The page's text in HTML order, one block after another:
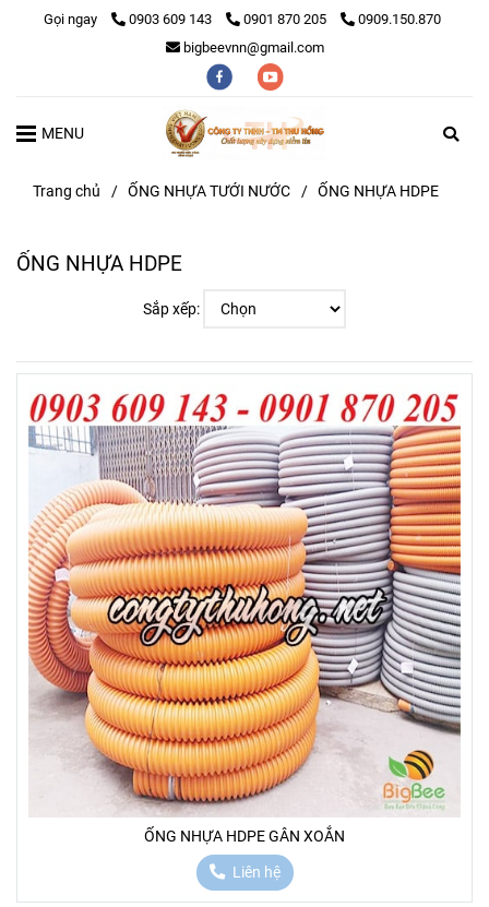
Gọi ngay 0903 609 143 0901 870 205
0909.150.870
bigbeevnn@gmail.com
MENU
Trang chủ / ỐNG NHỰA TƯỚI NƯỚC / ỐNG NHỰA HDPE
ỐNG NHỰA HDPE
Sắp xếp:
ỐNG NHỰA HDPE GÂN XOẮN
Liên hệ